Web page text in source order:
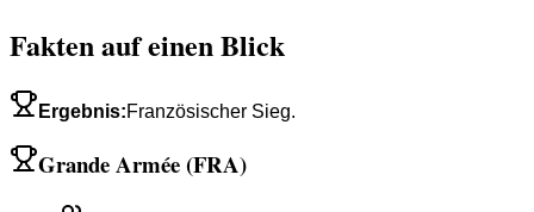
Fakten auf einen Blick
Ergebnis:Französischer Sieg.
Grande Armée (FRA)